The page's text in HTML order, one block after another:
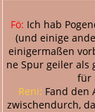
Fö: Ich hab
(und einige
einigermaßen
ne Spur geiler als
für
Reni: Fand den
zwischendurch,